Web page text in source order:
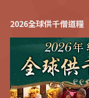
2026全球供千僧道糧